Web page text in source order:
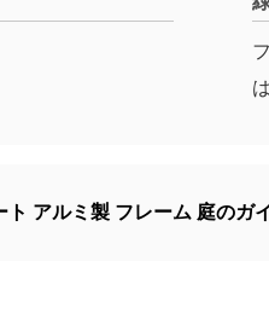
ト アルミ製 フレーム 庭のガ